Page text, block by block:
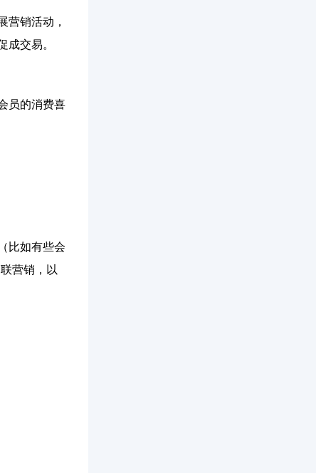
营销活动，
交易。
员的消费喜
比如有些会
营销，以